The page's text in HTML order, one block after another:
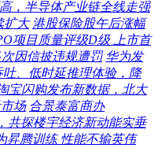
，半导体产业链全线走强
扩大 港股保险股午后涨幅
项目质量评级D级 上市首
因信披违规遭罚 华为发
、低时延推理体验，降
宝闪购发布新数据，北大
场 合景泰富商办
共探楼宇经济新动能实垂
昇腾训练 性能不输英伟